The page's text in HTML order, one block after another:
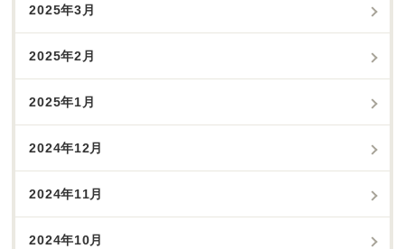
2025年3月
2025年2月
2025年1月
2024年12月
2024年11月
2024年10月